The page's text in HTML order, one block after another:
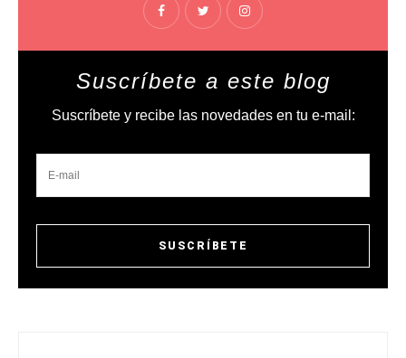
Suscríbete a este blog
Suscríbete y recibe las novedades en tu e-mail: